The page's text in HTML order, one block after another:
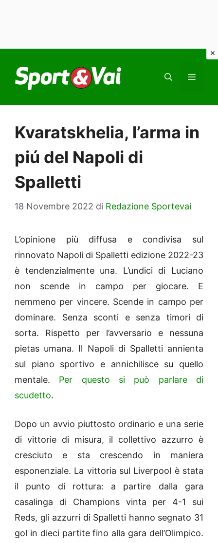
contenuto
Kvaratskhelia, l’arma in
piú del Napoli di
Spalletti
18 Novembre 2022 di Redazione Sportevai
L’opinione più diffusa e condivisa sul
rinnovato Napoli di Spalletti edizione 2022-23
è tendenzialmente una. L’undici di Luciano
non scende in campo per giocare. E
nemmeno per vincere. Scende in campo per
dominare. Senza sconti e senza timori di
sorta. Rispetto per l’avversario e nessuna
pietas umana. Il Napoli di Spalletti annienta
sul piano sportivo e annichilisce su quello
mentale. Per questo si può parlare di
scudetto.
Dopo un avvio piuttosto ordinario e una serie
di vittorie di misura, il collettivo azzurro è
cresciuto e sta crescendo in maniera
esponenziale. La vittoria sul Liverpool è stata
il punto di rottura: a partire dalla gara
casalinga di Champions vinta per 4-1 sui
Reds, gli azzurri di Spalletti hanno segnato 31
gol in dieci partite fino alla gara dell’Olimpico.